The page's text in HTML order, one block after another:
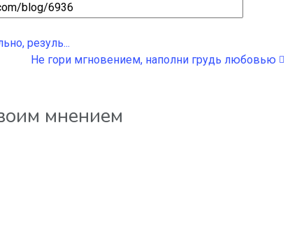
резуль...
Не гори мгновением, наполни грудь любовью
мнением